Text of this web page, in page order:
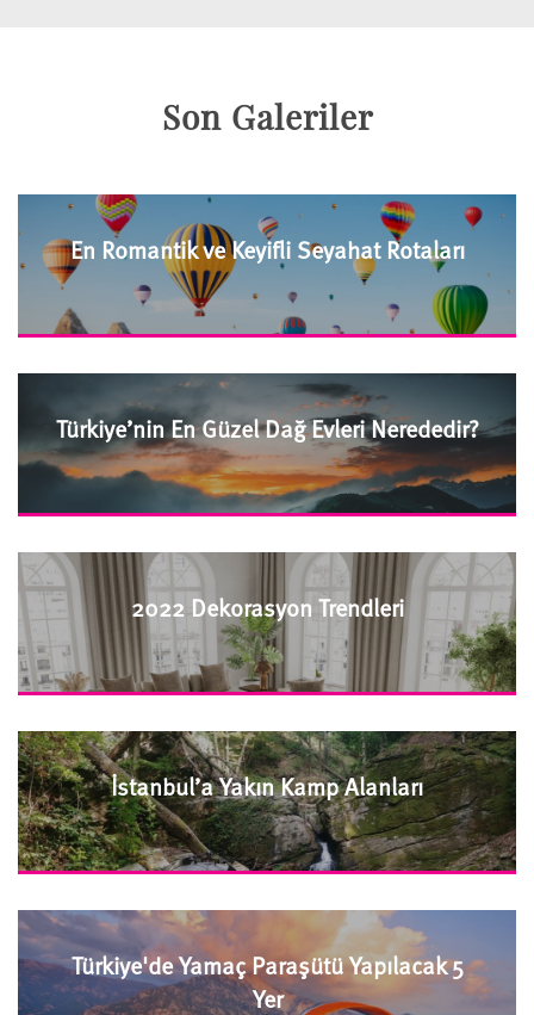
Son Galeriler
En Romantik ve Keyifli Seyahat Rotaları
Türkiye’nin En Güzel Dağ Evleri Nerededir?
2022 Dekorasyon Trendleri
İstanbul’a Yakın Kamp Alanları
Türkiye'de Yamaç Paraşütü Yapılacak 5
Yer